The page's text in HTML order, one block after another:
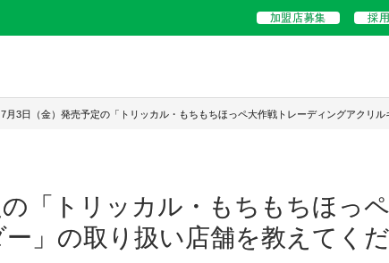
加盟店募集 採
7月3日（金）発売予定の「トリッカル・もちもちほっペ大作戦トレーディングアクリル
「トリッカル・もちもちほっ
」の取り扱い店舗を教えてくだ